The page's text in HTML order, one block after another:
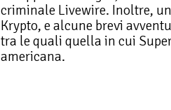
criminale Livewire. Inoltre,
Krypto, e alcune brevi
tra le quali quella in cui
americana.